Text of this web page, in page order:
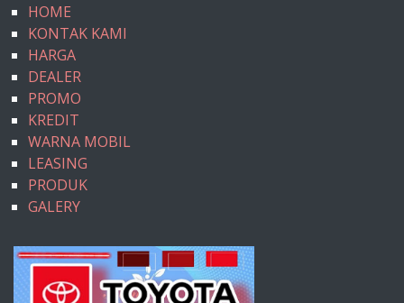
HOME
KONTAK KAMI
HARGA
DEALER
PROMO
KREDIT
WARNA MOBIL
LEASING
PRODUK
GALERY